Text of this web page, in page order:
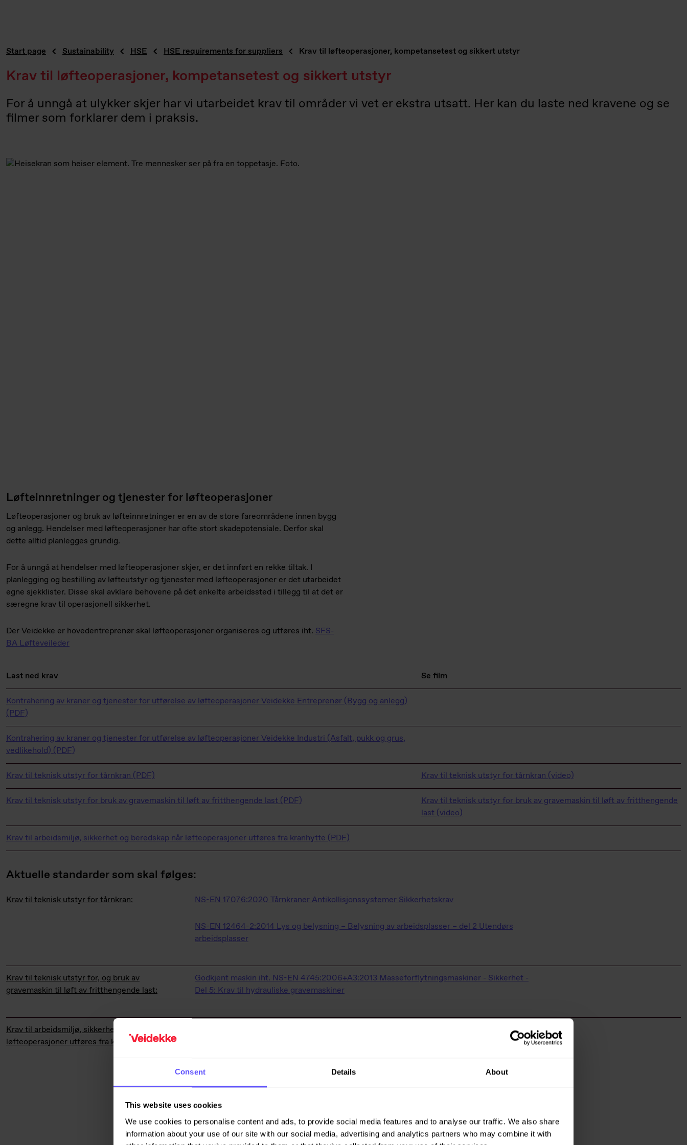
Consent Details About
This website uses cookies
We use cookies to personalise content and ads, to provide social media features and to analyse our traffic. We also share
information about your use of our site with our social media, advertising and analytics partners who may combine it with
Start page Sustainability HSE HSE requirements for suppliers Krav til løfteoperasjoner, kompetansetest og sikkert utstyr
Krav til løfteoperasjoner, kompetansetest og sikkert utstyr
For å unngå at ulykker skjer har vi utarbeidet krav til områder vi vet er ekstra utsatt. Her kan du laste ned kravene og se
filmer som forklarer dem i praksis.
Løfteinnretninger og tjenester for løfteoperasjoner
Løfteoperasjoner og bruk av løfteinnretninger er en av de store fareområdene innen bygg
og anlegg. Hendelser med løfteoperasjoner har ofte stort skadepotensiale. Derfor skal
dette alltid planlegges grundig.
For å unngå at hendelser med løfteoperasjoner skjer, er det innført en rekke tiltak. I
planlegging og bestilling av løfteutstyr og tjenester med løfteoperasjoner er det utarbeidet
egne sjekklister. Disse skal avklare behovene på det enkelte arbeidssted i tillegg til at det er
særegne krav til operasjonell sikkerhet.
Der Veidekke er hovedentreprenør skal løfteoperasjoner organiseres og utføres iht. SFS-
BA Løfteveileder
Last ned krav Se film
Kontrahering av kraner og tjenester for utførelse av løfteoperasjoner Veidekke Entreprenør (Bygg og anlegg)
(PDF)
Kontrahering av kraner og tjenester for utførelse av løfteoperasjoner Veidekke Industri (Asfalt, pukk og grus,
vedlikehold) (PDF)
Krav til teknisk utstyr for tårnkran (PDF) Krav til teknisk utstyr for tårnkran (video)
Krav til teknisk utstyr for bruk av gravemaskin til løft av fritthengende last (PDF)
Krav til teknisk utstyr for bruk av gravemaskin til løft av fritthengende
last (video)
Krav til arbeidsmiljø, sikkerhet og beredskap når løfteoperasjoner utføres fra kranhytte (PDF)
Aktuelle standarder som skal følges:
Krav til teknisk utstyr for tårnkran: NS-EN 17076:2020 Tårnkraner Antikollisjonssystemer Sikkerhetskrav
NS-EN 12464-2:2014 Lys og belysning – Belysning av arbeidsplasser – del 2 Utendørs
arbeidsplasser
Krav til teknisk utstyr for, og bruk av
gravemaskin til løft av fritthengende last:
Godkjent maskin iht. NS-EN 4745:2006+A3:2013Masseforflytningsmaskiner - Sikkerhet -
Del 5: Krav til hydrauliske gravemaskiner
Krav til arbeidsmiljø, sikkerhet og beredskap når
løfteoperasjoner utføres fra kranhytte:
§ 2-12. Synsforhold
Tilsvarende screen eller film som man kan se gjennom.https://www.solasolv.com/window-
blinds-sunblinds-and-sun-screens-for-crane-cabs-and-cabins/